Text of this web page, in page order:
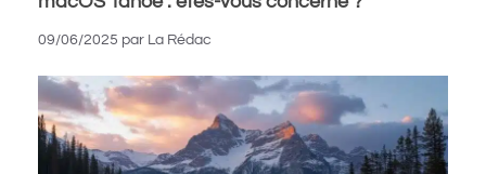
09/06/2025 par La Rédac